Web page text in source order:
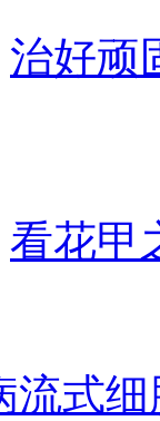
治好顽
看花甲
流式